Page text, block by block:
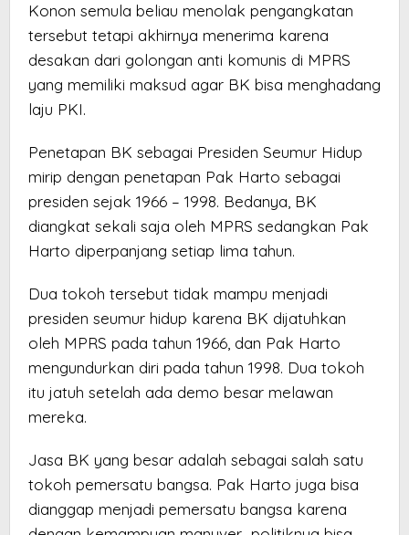
Konon semula beliau menolak pengangkatan
tersebut tetapi akhirnya menerima karena
desakan dari golongan anti komunis di MPRS
yang memiliki maksud agar BK bisa menghadang
laju PKI.
Penetapan BK sebagai Presiden Seumur Hidup
mirip dengan penetapan Pak Harto sebagai
presiden sejak 1966 – 1998. Bedanya, BK
diangkat sekali saja oleh MPRS sedangkan Pak
Harto diperpanjang setiap lima tahun.
Dua tokoh tersebut tidak mampu menjadi
presiden seumur hidup karena BK dijatuhkan
oleh MPRS pada tahun 1966, dan Pak Harto
mengundurkan diri pada tahun 1998. Dua tokoh
itu jatuh setelah ada demo besar melawan
mereka.
Jasa BK yang besar adalah sebagai salah satu
tokoh pemersatu bangsa. Pak Harto juga bisa
dianggap menjadi pemersatu bangsa karena